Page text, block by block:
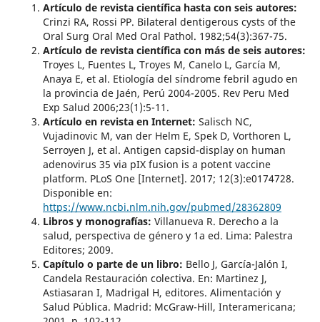
Artículo de revista científica hasta con seis autores:
Crinzi RA, Rossi PP. Bilateral dentigerous cysts of the
Oral Surg Oral Med Oral Pathol. 1982;54(3):367-75.
Artículo de revista científica con más de seis autores:
Troyes L, Fuentes L, Troyes M, Canelo L, García M,
Anaya E, et al. Etiología del síndrome febril agudo en
la provincia de Jaén, Perú 2004-2005. Rev Peru Med
Exp Salud 2006;23(1):5-11.
Artículo en revista en Internet: Salisch NC,
Vujadinovic M, van der Helm E, Spek D, Vorthoren L,
Serroyen J, et al. Antigen capsid-display on human
adenovirus 35 via pIX fusion is a potent vaccine
platform. PLoS One [Internet]. 2017; 12(3):e0174728.
Disponible en:
https://www.ncbi.nlm.nih.gov/pubmed/28362809
Libros y monografías: Villanueva R. Derecho a la
salud, perspectiva de género y 1a ed. Lima: Palestra
Editores; 2009.
Capítulo o parte de un libro: Bello J, García-Jalón I,
Candela Restauración colectiva. En: Martinez J,
Astiasaran I, Madrigal H, editores. Alimentación y
Salud Pública. Madrid: McGraw-Hill, Interamericana;